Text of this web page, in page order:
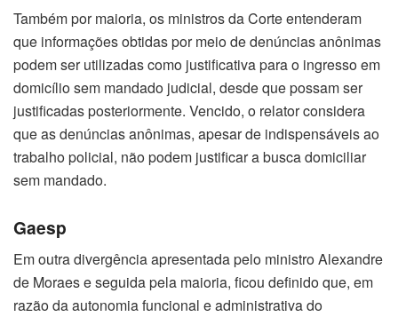
Também por maioria, os ministros da Corte entenderam
que informações obtidas por meio de denúncias anônimas
podem ser utilizadas como justificativa para o ingresso em
domicílio sem mandado judicial, desde que possam ser
justificadas posteriormente. Vencido, o relator considera
que as denúncias anônimas, apesar de indispensáveis ao
trabalho policial, não podem justificar a busca domiciliar
sem mandado.
Gaesp
Em outra divergência apresentada pelo ministro Alexandre
de Moraes e seguida pela maioria, ficou definido que, em
razão da autonomia funcional e administrativa do